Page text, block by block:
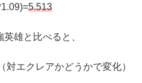
5.513
雄と比べると、
エクレアかどうかで変化）